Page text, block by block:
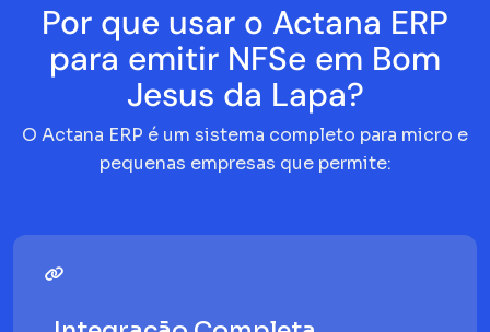
Por que usar o Actana ERP
para emitir NFSe em Bom
Jesus da Lapa?
O Actana ERP é um sistema completo para micro e
pequenas empresas que permite: